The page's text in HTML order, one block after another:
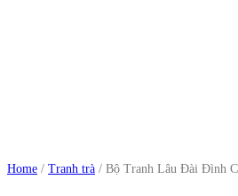
Home / Tranh trà / Bộ Tranh Lâu Đài Đình